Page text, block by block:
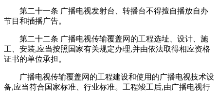
第二十一条 广播电视发射台、转播台不得擅自播放自办
节目和插播广告。
第二十二条 广播电视传输覆盖网的工程选址、设计、施
工、安装,应当按照国家有关规定办理,并由依法取得相应资格
证书的单位承担。
广播电视传输覆盖网的工程建设和使用的广播电视技术设
备,应当符合国家标准、行业标准。工程竣工后,由广播电视行